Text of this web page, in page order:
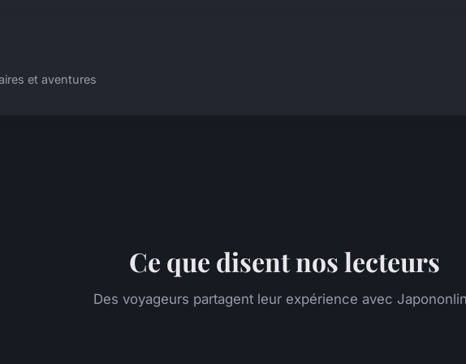
et aventures
Ce que disent nos lecteurs
Des voyageurs partagent leur expérience avec